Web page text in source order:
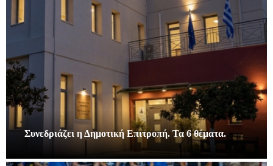
Συνεδριάζει η Δημοτική Επιτροπή. Τα 6 θέματα.